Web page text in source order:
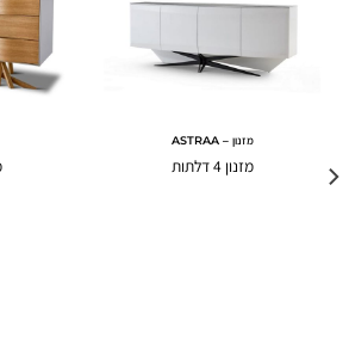
מזנון – ASTRAA
מזנון 4 דלתות